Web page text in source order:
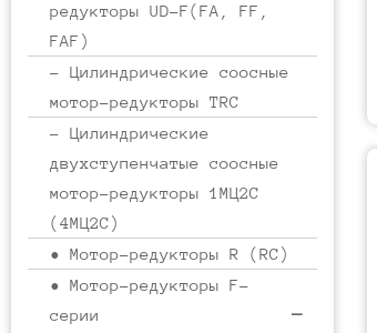
редукторы UD-F(FA, FF,
FAF)
- Цилиндрические соосные
мотор-редукторы TRC
- Цилиндрические
двухступенчатые соосные
мотор-редукторы 1МЦ2С
(4МЦ2С)
• Мотор-редукторы R (RC)
• Мотор-редукторы F-
серии